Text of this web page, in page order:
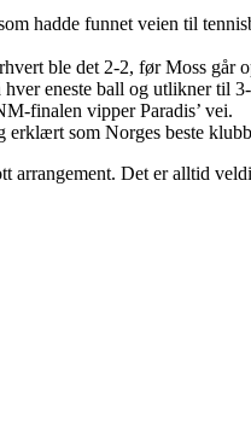
hadde funnet veien til
ble det 2-2, før Moss
eneste ball og utlikner til
finalen vipper Paradis’ vei.
erklært som Norges beste
arrangement. Det er alltid